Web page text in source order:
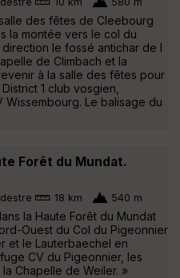
des fêtes de Cleebourg
la montée vers le col du
le fossé antichar de l
de Climbach et la
à la salle des fêtes pour
1 club vosgien,
Le balisage du
Forêt du Mundat.
18 km 540 m
la Haute Forêt du Mundat
Ouest du Col du Pigeonnier
et le Lauterbaechel en
CV du Pigeonnier, les
Chapelle de Weiler. »